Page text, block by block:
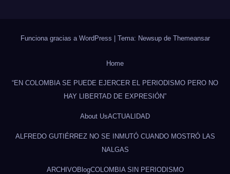
Funciona gracias a WordPress Tema: Newsup de Themeansar
Home
“EN COLOMBIA SE PUEDE EJERCER EL PERIODISMO PERO NO
HAY LIBERTAD DE EXPRESIÓN”
About UsACTUALIDAD
ALFREDO GUTIÉRREZ NO SE INMUTÓ CUANDO MOSTRÓ LAS
NALGAS
ARCHIVOBlogCOLOMBIA SIN PERIODISMO